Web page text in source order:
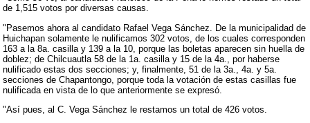
de 1,515 votos por diversas causas.
"Pasemos ahora al candidato Rafael Vega Sánchez. De la municipalidad de
Huichapan solamente le nulificamos 302 votos, de los cuales corresponden
163 a la 8a. casilla y 139 a la 10, porque las boletas aparecen sin huella de
doblez; de Chilcuautla 58 de la 1a. casilla y 15 de la 4a., por haberse
nulificado estas dos secciones; y, finalmente, 51 de la 3a., 4a. y 5a.
secciones de Chapantongo, porque toda la votación de estas casillas fue
nulificada en vista de lo que anteriormente se expresó.
"Así pues, al C. Vega Sánchez le restamos un total de 426 votos.